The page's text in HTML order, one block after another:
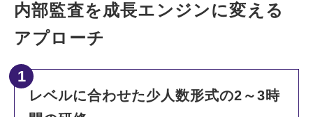
内部監査を成長エンジンに変える
アプローチ
1
レベルに合わせた少人数形式の2～3時